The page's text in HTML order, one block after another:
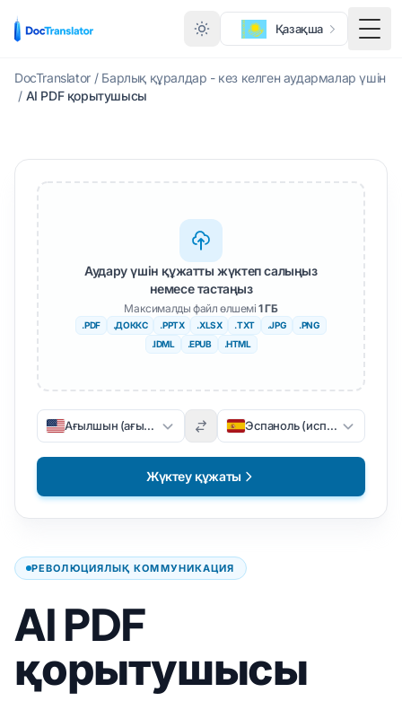
Қазақша
DocTranslator / Барлық құралдар - кез келген аудармалар үшін
/ AI PDF қорытушысы
РЕВОЛЮЦИЯЛЫҚ КОММУНИКАЦИЯ
AI PDF
қорытушысы
Аудару үшін құжатты жүктеп салыңыз
немесе тастаңыз
Максималды файл өлшемі1 ГБ
.PDF .ДОККС .PPTX .XLSX .TXT .JPG
.PNG
.IDML
.EPUB .HTML
Ағылшын (ағылшын) Эспаноль (испан)
Жүктеу құжаты